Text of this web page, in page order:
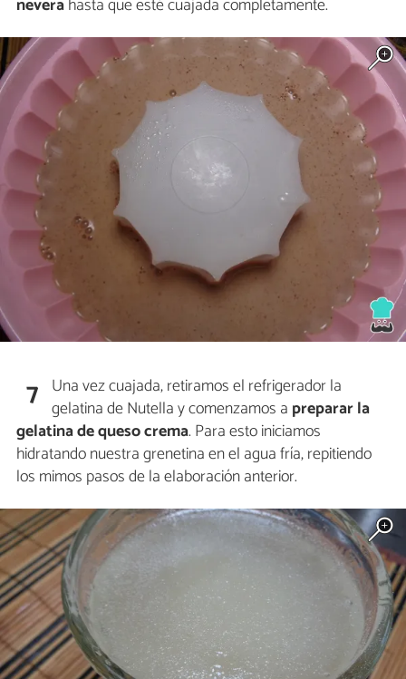
neverahasta que esté cuajada completamente.
7 Una vez cuajada, retiramos el refrigerador la
gelatina de Nutella y comenzamos a preparar la
gelatina de queso crema. Para esto iniciamos
hidratando nuestra grenetina en el agua fría, repitiendo
los mimos pasos de la elaboración anterior.